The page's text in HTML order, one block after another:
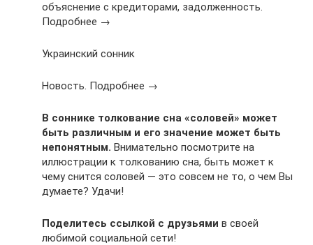
объяснение с кредиторами, задолженность.
Подробнее →
Украинский сонник
Новость. Подробнее →
В соннике толкование сна «соловей» может
быть различным и его значение может быть
непонятным. Внимательно посмотрите на
иллюстрации к толкованию сна, быть может к
чему снится соловей — это совсем не то, о чем Вы
думаете? Удачи!
Поделитесь ссылкой с друзьями в своей
любимой социальной сети!